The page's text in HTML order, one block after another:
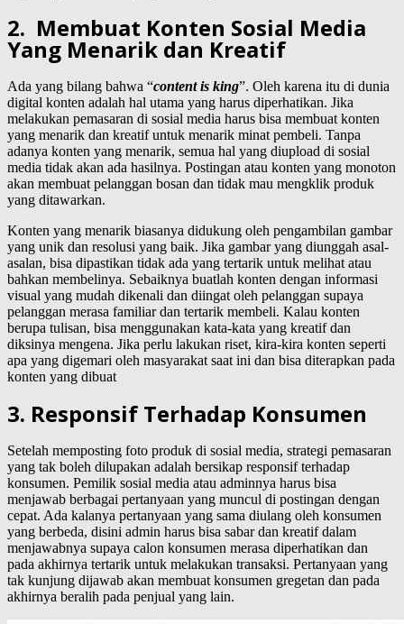
2. Membuat Konten Sosial Media
Yang Menarik dan Kreatif
Ada yang bilang bahwa “content is king”. Oleh karena itu di dunia
digital konten adalah hal utama yang harus diperhatikan. Jika
melakukan pemasaran di sosial media harus bisa membuat konten
yang menarik dan kreatif untuk menarik minat pembeli. Tanpa
adanya konten yang menarik, semua hal yang diupload di sosial
media tidak akan ada hasilnya. Postingan atau konten yang monoton
akan membuat pelanggan bosan dan tidak mau mengklik produk
yang ditawarkan.
Konten yang menarik biasanya didukung oleh pengambilan gambar
yang unik dan resolusi yang baik. Jika gambar yang diunggah asal-
asalan, bisa dipastikan tidak ada yang tertarik untuk melihat atau
bahkan membelinya. Sebaiknya buatlah konten dengan informasi
visual yang mudah dikenali dan diingat oleh pelanggan supaya
pelanggan merasa familiar dan tertarik membeli. Kalau konten
berupa tulisan, bisa menggunakan kata-kata yang kreatif dan
diksinya mengena. Jika perlu lakukan riset, kira-kira konten seperti
apa yang digemari oleh masyarakat saat ini dan bisa diterapkan pada
konten yang dibuat
3. Responsif Terhadap Konsumen
Setelah memposting foto produk di sosial media, strategi pemasaran
yang tak boleh dilupakan adalah bersikap responsif terhadap
konsumen. Pemilik sosial media atau adminnya harus bisa
menjawab berbagai pertanyaan yang muncul di postingan dengan
cepat. Ada kalanya pertanyaan yang sama diulang oleh konsumen
yang berbeda, disini admin harus bisa sabar dan kreatif dalam
menjawabnya supaya calon konsumen merasa diperhatikan dan
pada akhirnya tertarik untuk melakukan transaksi. Pertanyaan yang
tak kunjung dijawab akan membuat konsumen gregetan dan pada
akhirnya beralih pada penjual yang lain.